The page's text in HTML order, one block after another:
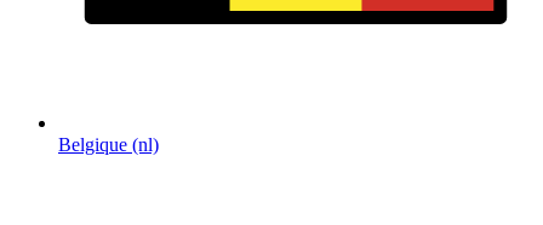
Belgique (nl)